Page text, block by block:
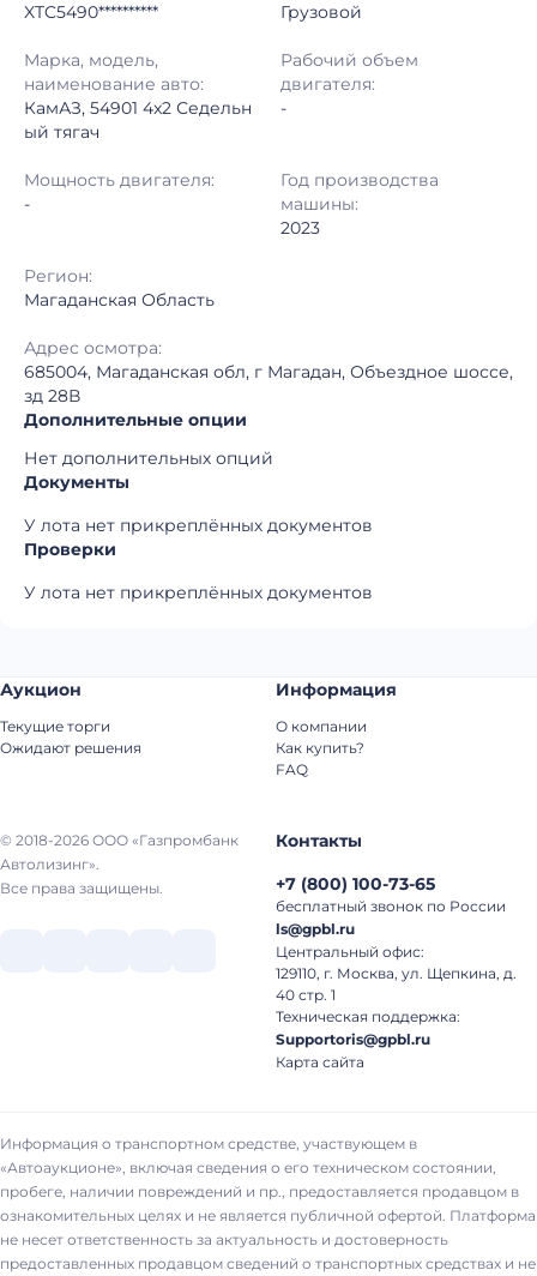
Шаг торгов: 50 000 ₽
Кол-во ставок:
Регион: Магаданская Область
XTC5490**********
Грузовой
Марка, модель,
наименование авто:
КамАЗ, 54901 4x2 Седельн
ый тягач
Рабочий объем
двигателя:
-
Мощность двигателя:
-
Год производства
машины:
2023
Регион:
Магаданская Область
Адрес осмотра:
685004, Магаданская обл, г Магадан, Объездное шоссе,
зд 28В
Дополнительные опции
Нет дополнительных опций
Документы
У лота нет прикреплённых документов
Проверки
У лота нет прикреплённых документов
© 2018-2026 ООО «Газпромбанк
Автолизинг».
Все права защищены.
Аукцион
Текущие торги
Ожидают решения
Информация
О компании
Как купить?
FAQ
Контакты
+7 (800) 100-73-65
бесплатный звонок по России
ls@gpbl.ru
Центральный офис:
129110, г. Москва, ул. Щепкина, д.
40 стр. 1
Техническая поддержка:
Supportoris@gpbl.ru
Карта сайта
Информация о транспортном средстве, участвующем в
«Автоаукционе», включая сведения о его техническом состоянии,
пробеге, наличии повреждений и пр., предоставляется продавцом в
ознакомительных целях и не является публичной офертой. Платформа
не несет ответственность за актуальность и достоверность
предоставленных продавцом сведений о транспортных средствах и не